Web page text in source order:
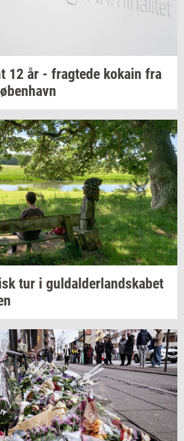
12 år - frag­te­de ko­kain fra
tur i gul­dal­der­land­ska­bet